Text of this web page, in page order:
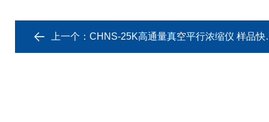
上一个： CHNS-25K高通量真空平行浓缩仪 样品快速蒸干浓缩